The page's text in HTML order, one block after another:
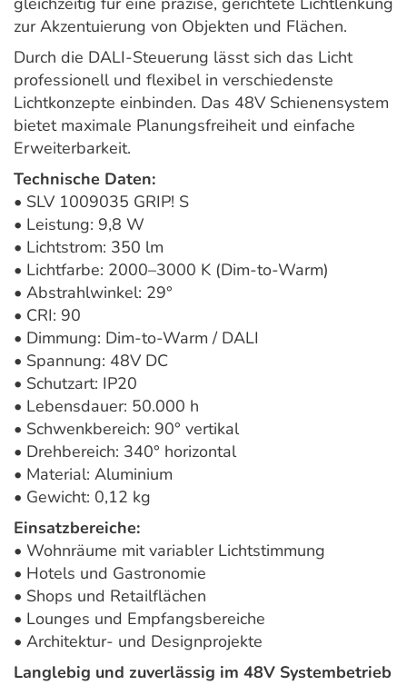
zur Akzentuierung von Objekten und Flächen.
Durch die DALI-Steuerung lässt sich das Licht
professionell und flexibel in verschiedenste
Lichtkonzepte einbinden. Das 48V Schienensystem
bietet maximale Planungsfreiheit und einfache
Erweiterbarkeit.
Technische Daten:
• SLV 1009035 GRIP! S
• Leistung: 9,8 W
• Lichtstrom: 350 lm
• Lichtfarbe: 2000–3000 K (Dim-to-Warm)
• Abstrahlwinkel: 29°
• CRI: 90
• Dimmung: Dim-to-Warm / DALI
• Spannung: 48V DC
• Schutzart: IP20
• Lebensdauer: 50.000 h
• Schwenkbereich: 90° vertikal
• Drehbereich: 340° horizontal
• Material: Aluminium
• Gewicht: 0,12 kg
Einsatzbereiche:
• Wohnräume mit variabler Lichtstimmung
• Hotels und Gastronomie
• Shops und Retailflächen
• Lounges und Empfangsbereiche
• Architektur- und Designprojekte
Langlebig und zuverlässig im 48V Systembetrieb